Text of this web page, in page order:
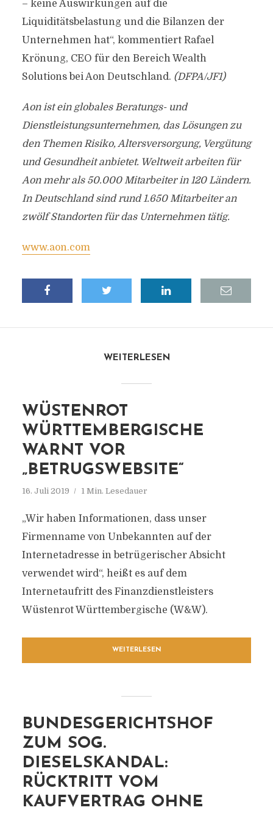
– keine Auswirkungen auf die
Liquiditätsbelastung und die Bilanzen der
Unternehmen hat“, kommentiert Rafael
Krönung, CEO für den Bereich Wealth
Solutions bei Aon Deutschland. (DFPA/JF1)
Aon ist ein globales Beratungs- und
Dienstleistungsunternehmen, das Lösungen zu
den Themen Risiko, Altersversorgung, Vergütung
und Gesundheit anbietet. Weltweit arbeiten für
Aon mehr als 50.000 Mitarbeiter in 120 Ländern.
In Deutschland sind rund 1.650 Mitarbeiter an
zwölf Standorten für das Unternehmen tätig.
www.aon.com
WEITERLESEN
WÜSTENROT
WÜRTTEMBERGISCHE
WARNT VOR
„BETRUGSWEBSITE“
16. Juli 2019 1 Min. Lesedauer
„Wir haben Informationen, dass unser
Firmenname von Unbekannten auf der
Internetadresse in betrügerischer Absicht
verwendet wird“, heißt es auf dem
Internetaufritt des Finanzdienstleisters
Wüstenrot Württembergische (W&W).
WEITERLESEN
BUNDESGERICHTSHOF
ZUM SOG.
DIESELSKANDAL:
RÜCKTRITT VOM
KAUFVERTRAG OHNE